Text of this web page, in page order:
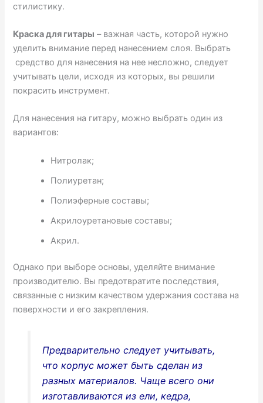
стилистику.
Краска для гитары – важная часть, которой нужно
уделить внимание перед нанесением слоя. Выбрать
средство для нанесения на нее несложно, следует
учитывать цели, исходя из которых, вы решили
покрасить инструмент.
Для нанесения на гитару, можно выбрать один из
вариантов:
Нитролак;
Полиуретан;
Полиэферные составы;
Акрилоуретановые составы;
Акрил.
Однако при выборе основы, уделяйте внимание
производителю. Вы предотвратите последствия,
связанные с низким качеством удержания состава на
поверхности и его закрепления.
Предварительно следует учитывать,
что корпус может быть сделан из
разных материалов. Чаще всего они
изготавливаются из ели, кедра,